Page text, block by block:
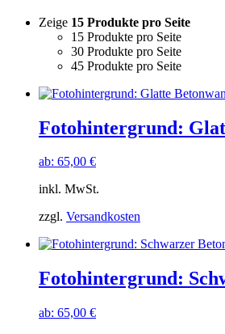
Zeige 15 Produkte pro Seite
15 Produkte pro Seite
30 Produkte pro Seite
45 Produkte pro Seite
Fotohintergrund:
ab: 65,00 €
inkl. MwSt.
zzgl. Versandkosten
Fotohintergrund:
ab: 65,00 €